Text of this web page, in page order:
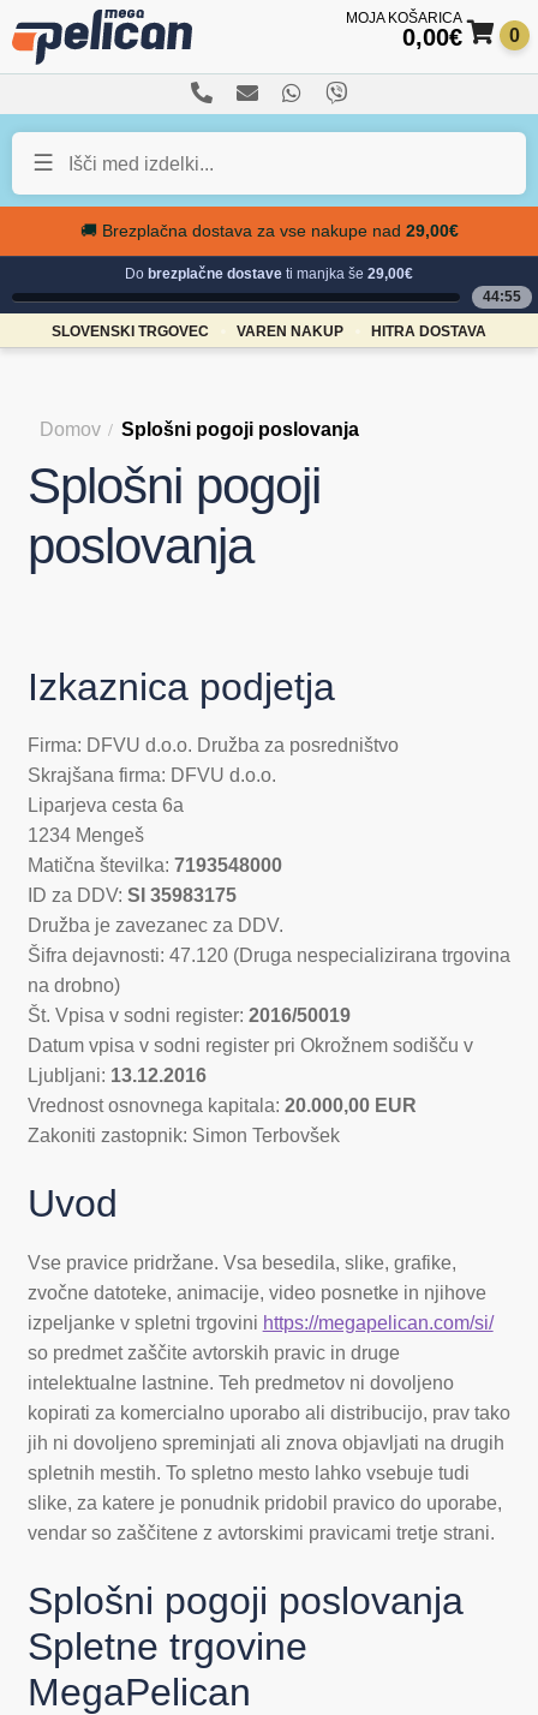
0
🚚 Brezplačna dostava za vse nakupe nad 29,00€
Do brezplačne dostave ti manjka še 29,00€
44:54
SLOVENSKI TRGOVEC VAREN NAKUP HITRA DOSTAVA
to
to
0,00€
Domov Splošni pogoji poslovanja
Splošni pogoji
poslovanja
Izkaznica podjetja
Firma: DFVU d.o.o. Družba za posredništvo
Skrajšana firma: DFVU d.o.o.
Liparjeva cesta 6a
1234 Mengeš
Matična številka: 7193548000
ID za DDV: SI 35983175
Družba je zavezanec za DDV.
Šifra dejavnosti: 47.120 (Druga nespecializirana trgovina
na drobno)
Št. Vpisa v sodni register: 2016/50019
Datum vpisa v sodni register pri Okrožnem sodišču v
Ljubljani: 13.12.2016
Vrednost osnovnega kapitala: 20.000,00 EUR
Zakoniti zastopnik: Simon Terbovšek
Uvod
Vse pravice pridržane. Vsa besedila, slike, grafike,
zvočne datoteke, animacije, video posnetke in njihove
izpeljanke v spletni trgovini https://megapelican.com/si/
so predmet zaščite avtorskih pravic in druge
intelektualne lastnine. Teh predmetov ni dovoljeno
kopirati za komercialno uporabo ali distribucijo, prav tako
jih ni dovoljeno spreminjati ali znova objavljati na drugih
spletnih mestih. To spletno mesto lahko vsebuje tudi
slike, za katere je ponudnik pridobil pravico do uporabe,
vendar so zaščitene z avtorskimi pravicami tretje strani.
Splošni pogoji poslovanja
Spletne trgovine
MegaPelican